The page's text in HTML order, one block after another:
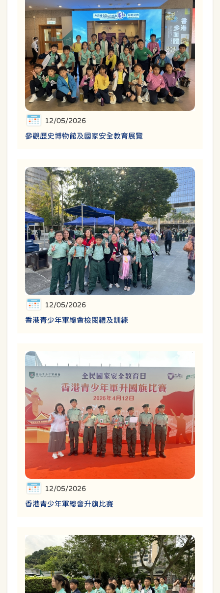
12/05/2026
參觀歷史博物館及國家安全教育展覽
12/05/2026
香港青少年軍總會檢閱禮及訓練
12/05/2026
香港青少年軍總會升旗比賽